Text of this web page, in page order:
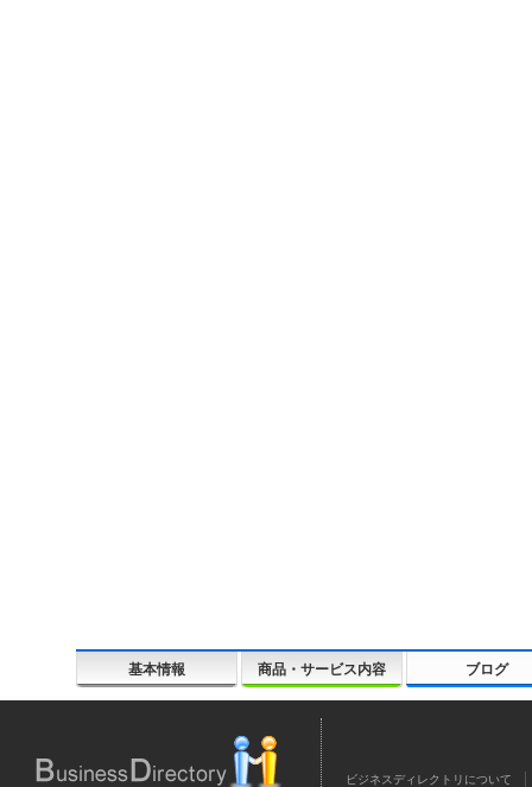
基本情報 商品・サービス内容 ブログ
ビジネスディレクトリについて